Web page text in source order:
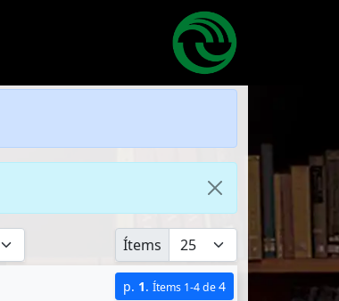
Ítems
p. 1. Ítems 1-4 de4